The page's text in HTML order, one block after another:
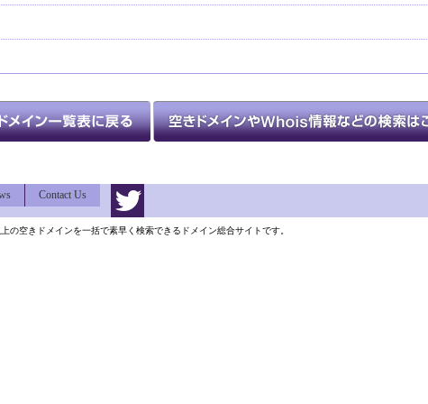
Contact Us
の空きドメインを一括で素早く検索できるドメイン総合サイトです。